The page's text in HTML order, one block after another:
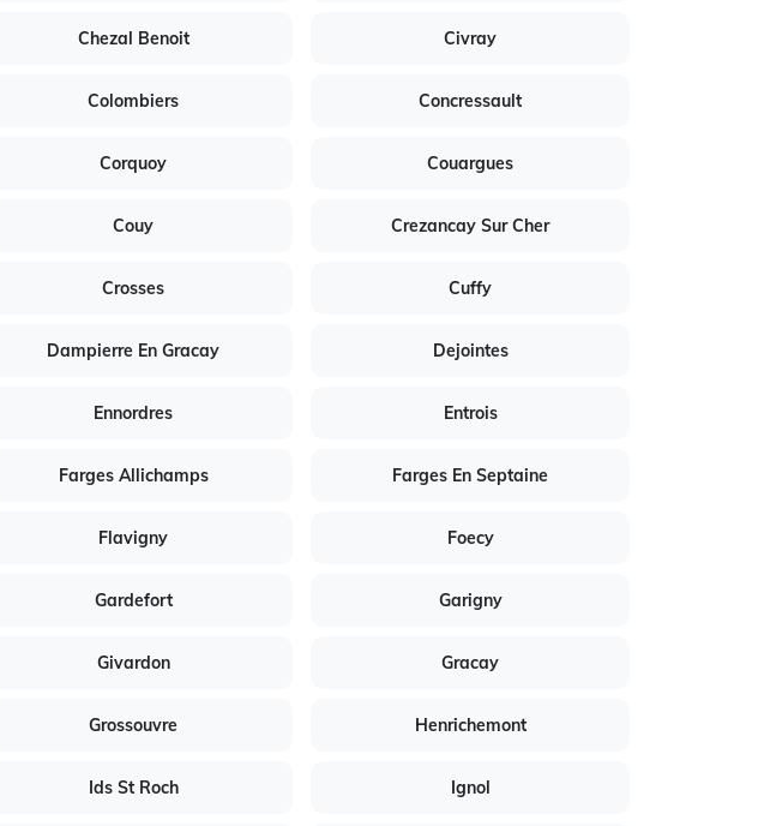
Chezal Benoit Civray
Colombiers Concressault
Corquoy Couargues
Couy Crezancay Sur Cher
Crosses Cuffy
Dampierre En Gracay Dejointes
Ennordres Entrois
Farges Allichamps Farges En Septaine
Flavigny Foecy
Gardefort Garigny
Givardon Gracay
Grossouvre Henrichemont
Ids St Roch Ignol